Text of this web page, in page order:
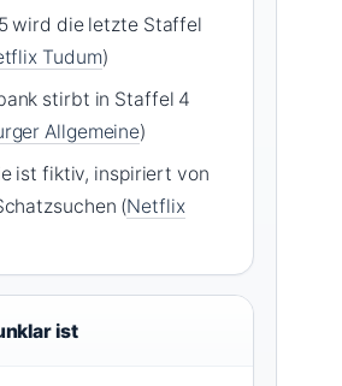
wird die letzte Staffel
Tudum)
stirbt in Staffel 4
Allgemeine)
ist fiktiv, inspiriert von
(Netflix
ist